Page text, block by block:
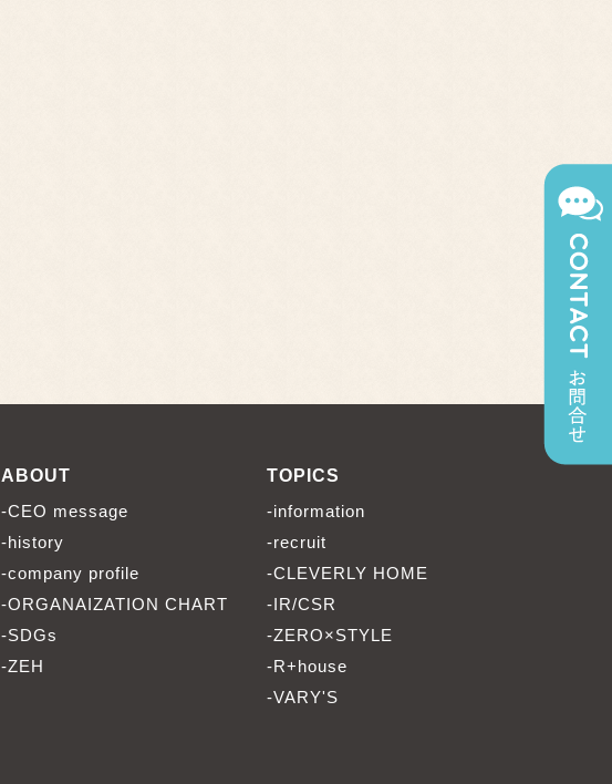
ABOUT
-CEO message
-history
-company profile
-ORGANAIZATION CHART
-SDGs
-ZEH
TOPICS
-information
-recruit
-CLEVERLY HOME
-IR/CSR
-ZERO×STYLE
-R+house
-VARY'S